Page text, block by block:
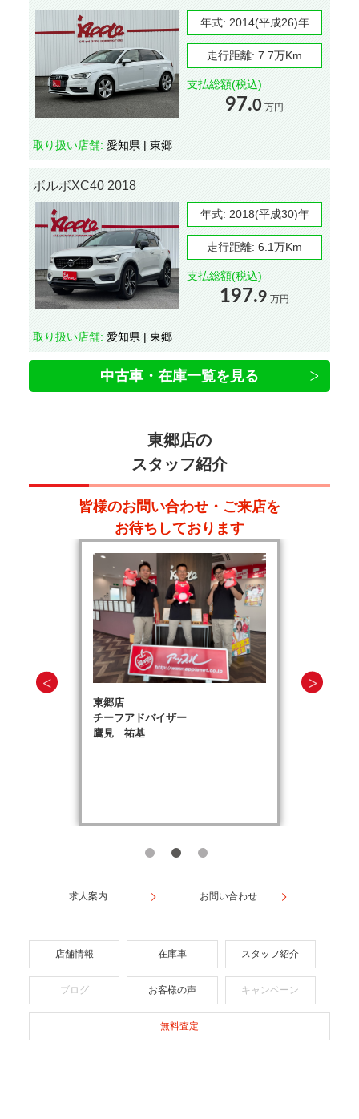
年式: 2014(平成26)年
走行距離: 7.7万Km
支払総額(税込)
97.0 万円
取り扱い店舗: 愛知県 | 東郷
ボルボXC40 2018
年式: 2018(平成30)年
走行距離: 6.1万Km
支払総額(税込)
197.9 万円
取り扱い店舗: 愛知県 | 東郷
中古車・在庫一覧を見る
東郷店の
スタッフ紹介
皆様のお問い合わせ・ご来店を
お待ちしております
東郷店
チーフアドバイザー
鷹見 祐基
求人案内 お問い合わせ
店舗情報 在庫車 スタッフ紹介
ブログ お客様の声 キャンペーン
無料査定